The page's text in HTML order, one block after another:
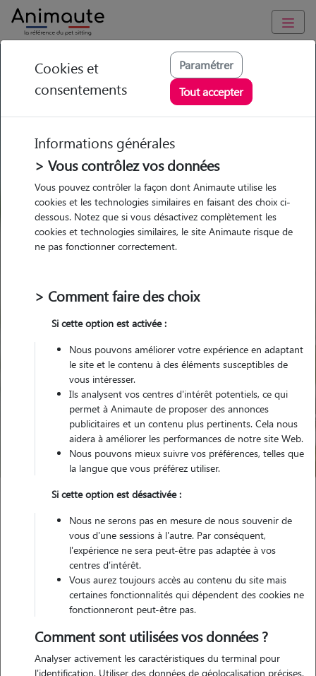
GARDE ANIMAUX à La Roche-sur-Foron : Garde chien et chat
en famille ou à domicile, visites et promenades
Trouvez une garde animaux à
La Roche-sur-Foron
Parmi nos 19 pet-sitters à La
Roche-sur-Foron
Pour quel animal ?
Trouver mon Pet Sitter
Haute-Savoie
La Roche-sur-Foron
Nos familles d'accueil à La Roche-sur-
Foron (74800)
Cookies et
consentements
Paramétrer
Tout accepter
Informations générales
> Vous contrôlez vos données
Vous pouvez contrôler la façon dont Animaute utilise les
cookies et les technologies similaires en faisant des choix ci-
dessous. Notez que si vous désactivez complètement les
cookies et technologies similaires, le site Animaute risque de
ne pas fonctionner correctement.
> Comment faire des choix
Si cette option est activée :
Nous pouvons améliorer votre expérience en adaptant
le site et le contenu à des éléments susceptibles de
vous intéresser.
Ils analysent vos centres d'intérêt potentiels, ce qui
permet à Animaute de proposer des annonces
publicitaires et un contenu plus pertinents. Cela nous
aidera à améliorer les performances de notre site Web.
Nous pouvons mieux suivre vos préférences, telles que
la langue que vous préférez utiliser.
Si cette option est désactivée :
Nous ne serons pas en mesure de nous souvenir de
vous d'une sessions à l'autre. Par conséquent,
l'expérience ne sera peut-être pas adaptée à vos
centres d'intérêt.
Vous aurez toujours accès au contenu du site mais
certaines fonctionnalités qui dépendent des cookies ne
fonctionneront peut-être pas.
Comment sont utilisées vos données ?
Analyser activement les caractéristiques du terminal pour
l'identification. Utiliser des données de géolocalisation précises.